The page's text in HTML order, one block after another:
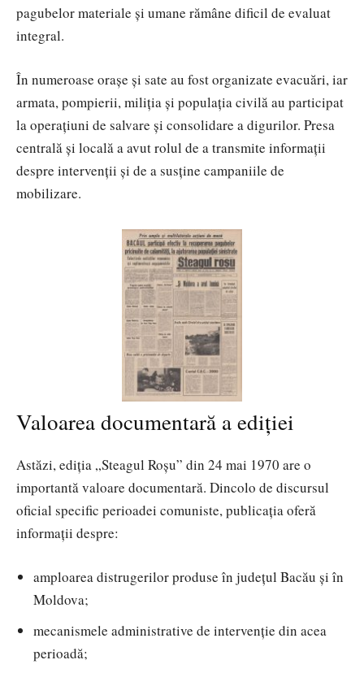
pagubelor materiale și umane rămâne dificil de evaluat
integral.
În numeroase orașe și sate au fost organizate evacuări, iar
armata, pompierii, miliția și populația civilă au participat
la operațiuni de salvare și consolidare a digurilor. Presa
centrală și locală a avut rolul de a transmite informații
despre intervenții și de a susține campaniile de
mobilizare.
Valoarea documentară a ediției
Astăzi, ediția „Steagul Roșu” din 24 mai 1970 are o
importantă valoare documentară. Dincolo de discursul
oficial specific perioadei comuniste, publicația oferă
informații despre:
amploarea distrugerilor produse în județul Bacău și în
Moldova;
mecanismele administrative de intervenție din acea
perioadă;